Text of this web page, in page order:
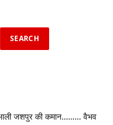
SEARCH
जशपुर की कमान……… वैभव